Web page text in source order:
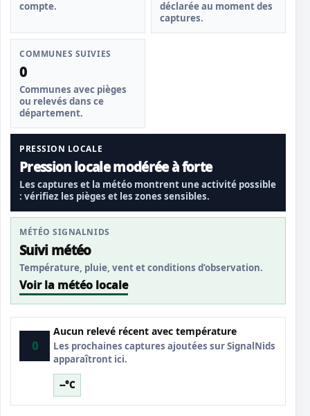
compte.
déclarée au moment des
captures.
COMMUNES SUIVIES
0
Communes avec pièges
ou relevés dans ce
département.
PRESSION LOCALE
Pression locale modérée à forte
Les captures et la météo montrent une activité possible
: vérifiez les pièges et les zones sensibles.
MÉTÉO SIGNALNIDS
Suivi météo
Température, pluie, vent et conditions d’observation.
Voir la météo locale
0
Aucun relevé récent avec température
Les prochaines captures ajoutées sur SignalNids
apparaîtront ici.
--°C